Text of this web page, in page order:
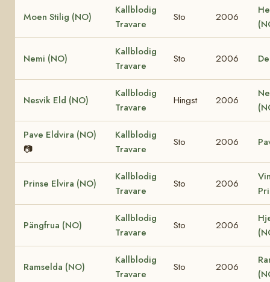
Moen Stilig (NO)
Kallblodig
Travare
Sto 2006
Nemi (NO)
Kallblodig
Travare
Sto 2006
Nesvik Eld (NO)
Kallblodig
Travare
Hingst 2006
Pave Eldvira (NO)
📷
Kallblodig
Travare
Sto 2006
Prinse Elvira (NO)
Kallblodig
Travare
Sto 2006
Pängfrua (NO)
Kallblodig
Travare
Sto 2006
Ramselda (NO)
Kallblodig
Travare
Sto 2006